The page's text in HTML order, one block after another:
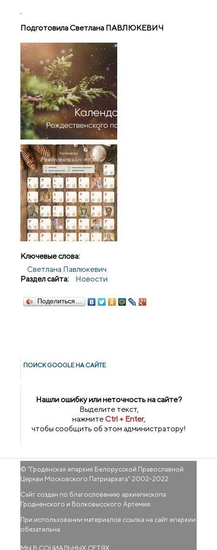
Подготовила Светлана ПАВЛЮКЕВИЧ
Ключевые слова:
Светлана Павлюкевич
Раздел сайта:
Новости
Поделиться…
ПОИСК GOОGLE НА САЙТЕ
Нашли ошибку или неточность на сайте?
Выделите текст,
нажмитеCtrl + Enter,
чтобы сообщить об этом администратору!
© "Гроденская епархия Белорусской Православной
Церкви Московского Патриархата" 2002-2022
Сайт создан по благословению архиепископа
Гродненского и Волковысского Артемия.
При использовании материалов ссылка на сайт епархии
обязательна.
МЫ В СОЦИАЛЬНЫХ СЕТЯХ